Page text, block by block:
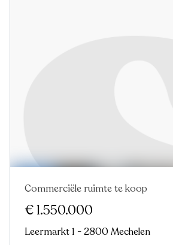
Commerciële ruimte te koop
€ 1.550.000
Leermarkt 1 - 2800 Mechelen